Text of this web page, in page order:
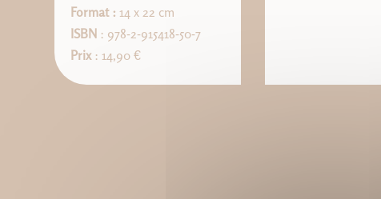
Format : 14 x 22 cm
ISBN : 978-2-915418-50-7
Prix: 14,90 €